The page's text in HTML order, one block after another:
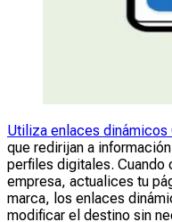
Utiliza enlaces dinámicos
que redirijan a
perfiles digitales. Cuando
empresa, actualices tu
marca, los enlaces
modificar el destino sin